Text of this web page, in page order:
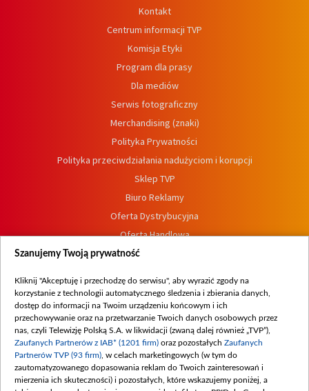
Kontakt
Centrum informacji TVP
Komisja Etyki
Program dla prasy
Dla mediów
Serwis fotograficzny
Merchandising (znaki)
Polityka Prywatności
Polityka przeciwdziałania nadużyciom i korupcji
Sklep TVP
Biuro Reklamy
Oferta Dystrybucyjna
Oferta Handlowa
Dostępność
Procedura zgłoszeń wewnętrznych
Szanujemy Twoją prywatność
Kliknij "Akceptuję i przechodzę do serwisu", aby wyrazić zgody na
korzystanie z technologii automatycznego śledzenia i zbierania danych,
dostęp do informacji na Twoim urządzeniu końcowym i ich
przechowywanie oraz na przetwarzanie Twoich danych osobowych przez
nas, czyli Telewizję Polską S.A. w likwidacji (zwaną dalej również „TVP”),
Zaufanych Partnerów z IAB* (1201 firm) oraz pozostałych Zaufanych
Partnerów TVP (93 firm) , w celach marketingowych (w tym do
zautomatyzowanego dopasowania reklam do Twoich zainteresowań i
mierzenia ich skuteczności) i pozostałych, które wskazujemy poniżej, a